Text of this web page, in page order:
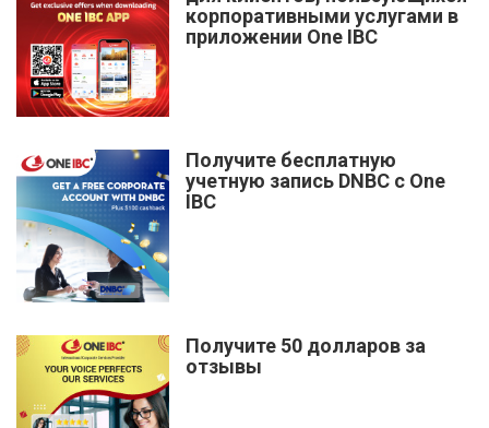
корпоративными услугами в
приложении One IBC
Получите бесплатную
учетную запись DNBC с One
IBC
Получите 50 долларов за
отзывы